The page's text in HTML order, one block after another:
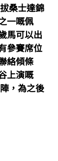
桑士達錦
一嘅佩
馬可以出
參賽席位
絡傾條
上演嘅
，為之後